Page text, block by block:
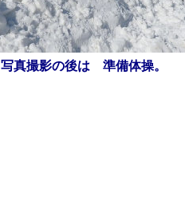
写真撮影の後は 準備体操。